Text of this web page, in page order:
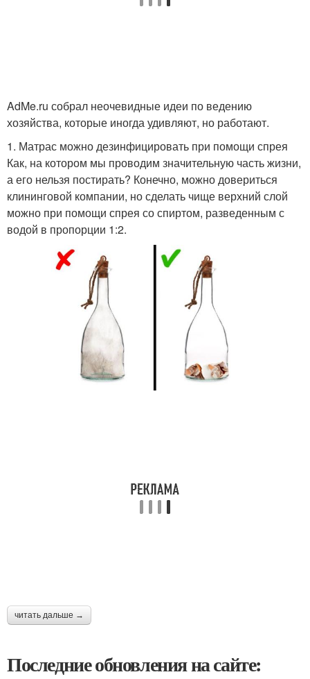
AdMe.ru собрал неочевидные идеи по ведению
хозяйства, которые иногда удивляют, но работают.
1. Матрас можно дезинфицировать при помощи спрея
Как, на котором мы проводим значительную часть жизни,
а его нельзя постирать? Конечно, можно довериться
клининговой компании, но сделать чище верхний слой
можно при помощи спрея со спиртом, разведенным с
водой в пропорции 1:2.
читать дальше →
Последние обновления на сайте: